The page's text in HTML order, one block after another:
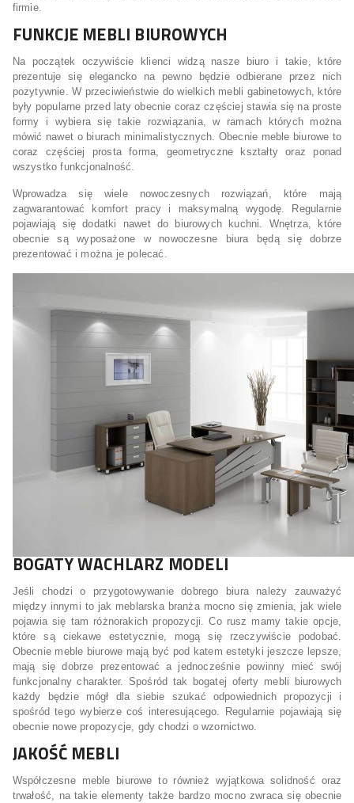
firmie.
FUNKCJE MEBLI BIUROWYCH
Na początek oczywiście klienci widzą nasze biuro i takie, które
prezentuje się elegancko na pewno będzie odbierane przez nich
pozytywnie. W przeciwieństwie do wielkich mebli gabinetowych, które
były popularne przed laty obecnie coraz częściej stawia się na proste
formy i wybiera się takie rozwiązania, w ramach których można
mówić nawet o biurach minimalistycznych. Obecnie meble biurowe to
coraz częściej prosta forma, geometryczne kształty oraz ponad
wszystko funkcjonalność.
Wprowadza się wiele nowoczesnych rozwiązań, które mają
zagwarantować komfort pracy i maksymalną wygodę. Regularnie
pojawiają się dodatki nawet do biurowych kuchni. Wnętrza, które
obecnie są wyposażone w nowoczesne biura będą się dobrze
prezentować i można je polecać.
BOGATY WACHLARZ MODELI
Jeśli chodzi o przygotowywanie dobrego biura należy zauważyć
między innymi to jak meblarska branża mocno się zmienia, jak wiele
pojawia się tam różnorakich propozycji. Co rusz mamy takie opcje,
które są ciekawe estetycznie, mogą się rzeczywiście podobać.
Obecnie meble biurowe mają być pod katem estetyki jeszcze lepsze,
mają się dobrze prezentować a jednocześnie powinny mieć swój
funkcjonalny charakter. Spośród tak bogatej oferty mebli biurowych
każdy będzie mógł dla siebie szukać odpowiednich propozycji i
spośród tego wybierze coś interesującego. Regularnie pojawiają się
obecnie nowe propozycje, gdy chodzi o wzornictwo.
JAKOŚĆ MEBLI
Współczesne meble biurowe to również wyjątkowa solidność oraz
trwałość, na takie elementy także bardzo mocno zwraca się obecnie